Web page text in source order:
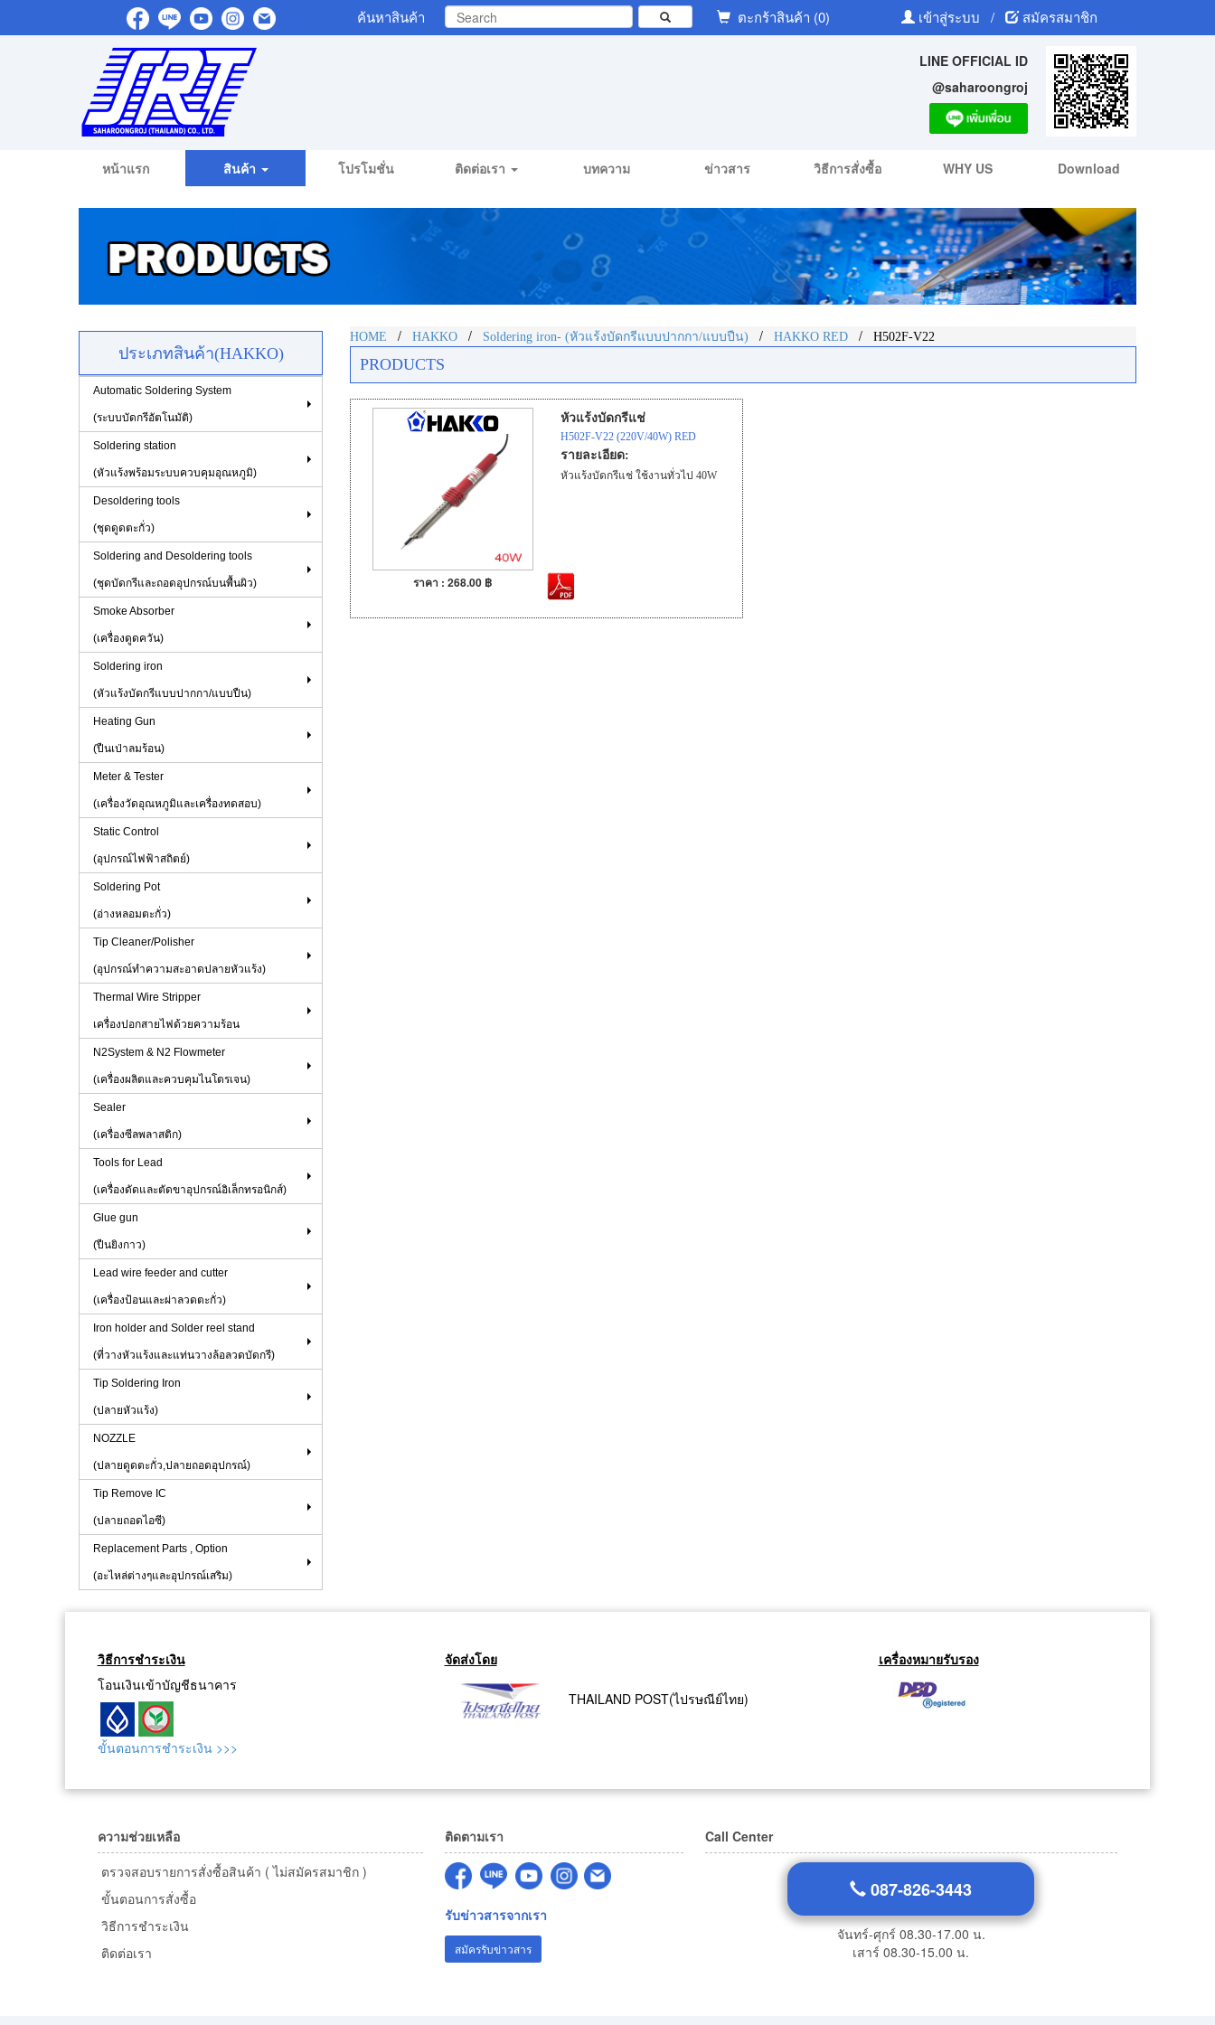
ค้นหาสินค้า ตะกร้าสินค้า (0) เข้าสู่ระบบ / สมัครสมาชิก
LINE OFFICIAL ID
@saharoongroj
หน้าแรก สินค้า โปรโมชั่น ติดต่อเรา บทความ ข่าวสาร วิธีการสั่งซื้อ WHY US Download
ประเภทสินค้า(HAKKO)
Automatic Soldering System
(ระบบบัดกรีอัตโนมัติ)
Soldering station
(หัวแร้งพร้อมระบบควบคุมอุณหภูมิ)
Desoldering tools
(ชุดดูดตะกั่ว)
Soldering and Desoldering tools
(ชุดบัดกรีและถอดอุปกรณ์บนพื้นผิว)
Smoke Absorber
(เครื่องดูดควัน)
Soldering iron
(หัวแร้งบัดกรีแบบปากกา/แบบปืน)
Heating Gun
(ปืนเป่าลมร้อน)
Meter & Tester
(เครื่องวัดอุณหภูมิและเครื่องทดสอบ)
Static Control
(อุปกรณ์ไฟฟ้าสถิตย์)
Soldering Pot
(อ่างหลอมตะกั่ว)
Tip Cleaner/Polisher
(อุปกรณ์ทำความสะอาดปลายหัวแร้ง)
Thermal Wire Stripper
เครื่องปอกสายไฟด้วยความร้อน
N2System & N2 Flowmeter
(เครื่องผลิตและควบคุมไนโตรเจน)
Sealer
(เครื่องซีลพลาสติก)
Tools for Lead
(เครื่องดัดและตัดขาอุปกรณ์อิเล็กทรอนิกส์)
Glue gun
(ปืนยิงกาว)
Lead wire feeder and cutter
(เครื่องป้อนและผ่าลวดตะกั่ว)
Iron holder and Solder reel stand
(ที่วางหัวแร้งและแท่นวางล้อลวดบัดกรี)
Tip Soldering Iron
(ปลายหัวแร้ง)
NOZZLE
(ปลายดูดตะกั่ว,ปลายถอดอุปกรณ์)
Tip Remove IC
(ปลายถอดไอซี)
Replacement Parts , Option
(อะไหล่ต่างๆและอุปกรณ์เสริม)
HOME / HAKKO / Soldering iron- (หัวแร้งบัดกรีแบบปากกา/แบบปืน) / HAKKO RED / H502F-V22
PRODUCTS
หัวแร้งบัดกรีแช่
H502F-V22 (220V/40W) RED
รายละเอียด:
หัวแร้งบัดกรีแช่ ใช้งานทั่วไป 40W
ราคา : 268.00 ฿
วิธีการชำระเงิน
โอนเงินเข้าบัญชีธนาคาร
ขั้นตอนการชำระเงิน >>>
จัดส่งโดย
THAILAND POST(ไปรษณีย์ไทย)
เครื่องหมายรับรอง
ความช่วยเหลือ
ตรวจสอบรายการสั่งซื้อสินค้า ( ไม่สมัครสมาชิก )
ขั้นตอนการสั่งซื้อ
วิธีการชำระเงิน
ติดต่อเรา
ติดตามเรา
รับข่าวสารจากเรา
สมัครรับข่าวสาร
Call Center
087-826-3443
จันทร์-ศุกร์ 08.30-17.00 น.
เสาร์ 08.30-15.00 น.